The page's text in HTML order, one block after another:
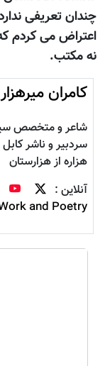
چندان تعريفی
اعتراض می کردم
نه مکتب.
کامران میرهزار
شاعر و متخصص
سردبیر و ناشر
هزاره از هزارستان
آنلاین :
and Poetry